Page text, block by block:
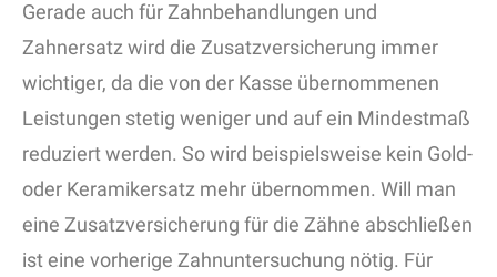
Gerade auch für Zahnbehandlungen und
Zahnersatz wird die Zusatzversicherung immer
wichtiger, da die von der Kasse übernommenen
Leistungen stetig weniger und auf ein Mindestmaß
reduziert werden. So wird beispielsweise kein Gold-
oder Keramikersatz mehr übernommen. Will man
eine Zusatzversicherung für die Zähne abschließen
ist eine vorherige Zahnuntersuchung nötig. Für